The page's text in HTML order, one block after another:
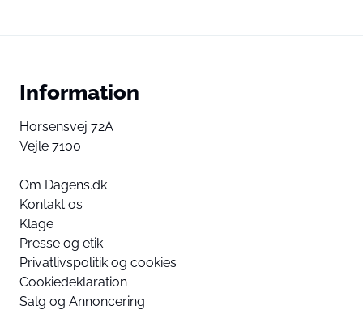
Information
Horsensvej 72A
Vejle 7100
Om Dagens.dk
Kontakt os
Klage
Presse og etik
Privatlivspolitik og cookies
Cookiedeklaration
Salg og Annoncering